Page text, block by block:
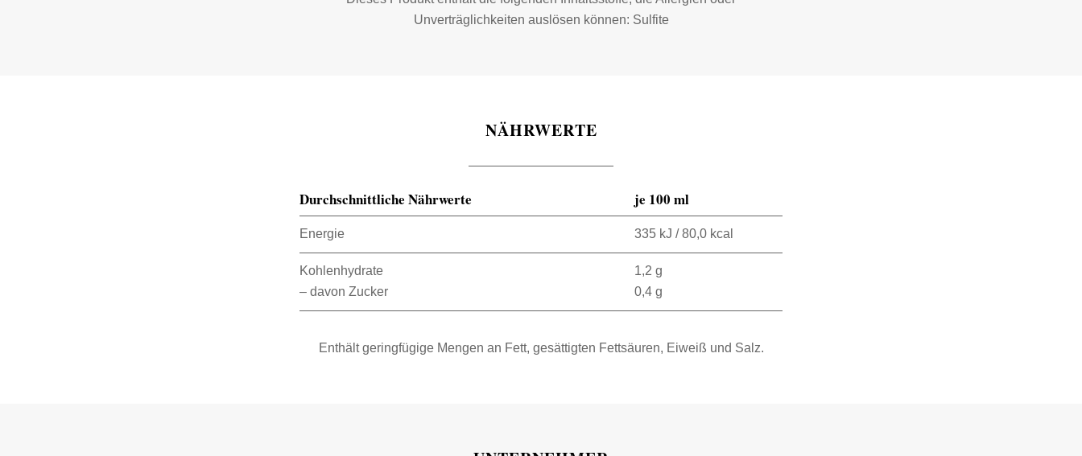
Unverträglichkeiten auslösen können: Sulfite
NÄHRWERTE
Durchschnittliche Nährwerte je 100 ml
Energie 335 kJ / 80,0 kcal
Kohlenhydrate
– davon Zucker
1,2 g
0,4 g
Enthält geringfügige Mengen an Fett, gesättigten Fettsäuren, Eiweiß und Salz.